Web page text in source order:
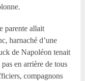
parente allait
harnaché d’une
de Napoléon tenait
en arrière de tous
compagnons